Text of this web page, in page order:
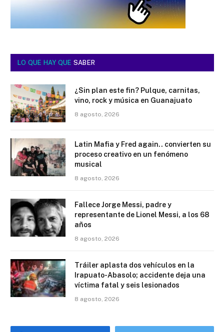
LO QUE HAY QUE SABER
¿Sin plan este fin? Pulque, carnitas,
vino, rock y música en Guanajuato
8 agosto, 2026
Latin Mafia y Fred again.. convierten su
proceso creativo en un fenómeno
musical
8 agosto, 2026
Fallece Jorge Messi, padre y
representante de Lionel Messi, a los 68
años
8 agosto, 2026
Tráiler aplasta dos vehículos en la
Irapuato-Abasolo; accidente deja una
víctima fatal y seis lesionados
8 agosto, 2026